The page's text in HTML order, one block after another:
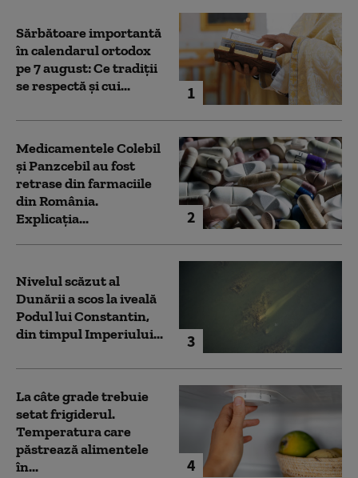
1
Sărbătoare importantă
în calendarul ortodox
pe 7 august: Ce tradiții
se respectă și cui...
2
Medicamentele Colebil
și Panzcebil au fost
retrase din farmaciile
din România.
Explicația...
3
Nivelul scăzut al
Dunării a scos la iveală
Podul lui Constantin,
din timpul Imperiului...
4
La câte grade trebuie
setat frigiderul.
Temperatura care
păstrează alimentele
în...